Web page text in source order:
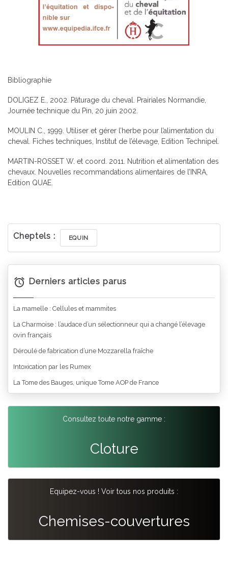
Bibliographie
DOLIGEZ E., 2002. Pâturage du cheval. Prairiales Normandie,
Journée technique du Pin, 20 juin 2002.
MOULIN C., 1999. Utiliser et gérer l’herbe pour l’alimentation du
cheval. Fiches techniques, Institut de l’élevage, Edition Technipel.
MARTIN-ROSSET W. et coord. 2011. Nutrition et alimentation des
chevaux. Nouvelles recommandations alimentaires de l’INRA,
Edition QUAE.
Cheptels : EQUIN
Derniers articles parus
La mamelle : Cellules et mammites
La Charmoise : l’audace d’un sélectionneur qui a changé l’élevage
ovin français
Déroulé de fabrication d’une Mozzarella fraîche
Intoxication par les Rumex
La Tome des Bauges, unique Tome AOP de France
Consultez toute notre gamme :
Cloture
Equipez-vous ! Voir tous nos produits :
Chemises-couvertures